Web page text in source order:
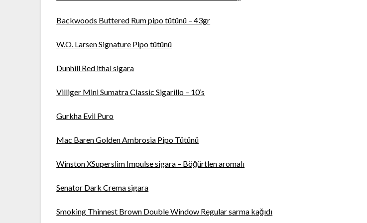
Backwoods Buttered Rum pipo tütünü – 43gr
W.O. Larsen Signature Pipo tütünü
Dunhill Red ithal sigara
Villiger Mini Sumatra Classic Sigarillo – 10’s
Gurkha Evil Puro
Mac Baren Golden Ambrosia Pipo Tütünü
Winston XSuperslim Impulse sigara – Böğürtlen aromalı
Senator Dark Crema sigara
Smoking Thinnest Brown Double Window Regular sarma kağıdı